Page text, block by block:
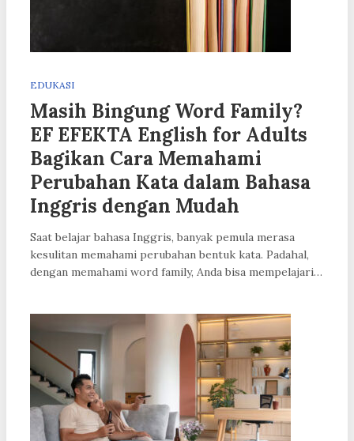
EDUKASI
Masih Bingung Word Family?
EF EFEKTA English for Adults
Bagikan Cara Memahami
Perubahan Kata dalam Bahasa
Inggris dengan Mudah
Saat belajar bahasa Inggris, banyak pemula merasa
kesulitan memahami perubahan bentuk kata. Padahal,
dengan memahami word family, Anda bisa mempelajari…